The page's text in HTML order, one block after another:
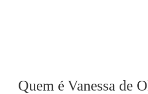
Quem é Vanessa de